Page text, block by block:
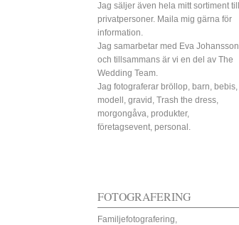
Jag säljer även hela mitt sortiment till
privatpersoner. Maila mig gärna för
information.
Jag samarbetar med Eva Johansson
och tillsammans är vi en del av The
Wedding Team.
Jag fotograferar bröllop, barn, bebis,
modell, gravid, Trash the dress,
morgongåva, produkter,
företagsevent, personal.
FOTOGRAFERING
Familjefotografering,